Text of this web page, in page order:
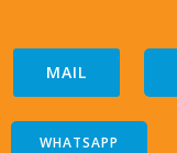
MAIL
WHATSAPP